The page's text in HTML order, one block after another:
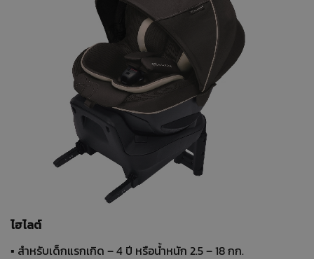
ไฮไลต์
▪ สำหรับเด็กแรกเกิด – 4 ปี หรือน้ำหนัก 2.5 – 18 กก.